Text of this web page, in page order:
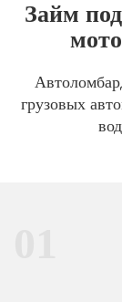
Займ
грузовых